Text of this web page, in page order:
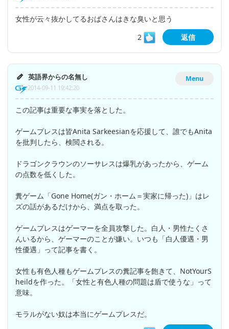
女性が云々抜かしてるおばさんはきな臭いと思う
2
返信
Menu
英語界からの名無し
2014-09-11 19:42:20
この記事は重要な事実を落とした。
ゲームプレスは皆Anita Sarkeesianを応援して、誰でもAnita
を批判したら、検閲される。
ドラゴンクラウンのソーサレスは爆乳があったから、ゲーム
の点数を低くした。
糞ゲーム「Gone Home(ガン・ホーム＝実家に帰った)」はレ
ズの話があるだけから、満点を取った。
ゲームプレスはゲーマーを全員攻撃した。白人・男性たくさ
んいるから、ゲーマーのことが嫌い。いつも「白人優遇・男
性優遇」って記事を書く。
女性も有色人種もゲームプレスの糞記事を飽きて、NotYourS
heildを作った。「女性と有色人種の問題は盾で使うな」って
意味。
モラルがない奴は本当にゲームプレスだ。